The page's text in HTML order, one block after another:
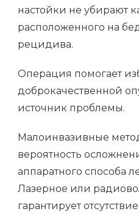
настойки не убирают
расположенного на
рецидива.
Операция помогает
доброкачественной
источник проблемы.
Малоинвазивные
вероятность
аппаратного способа
Лазерное или
гарантирует